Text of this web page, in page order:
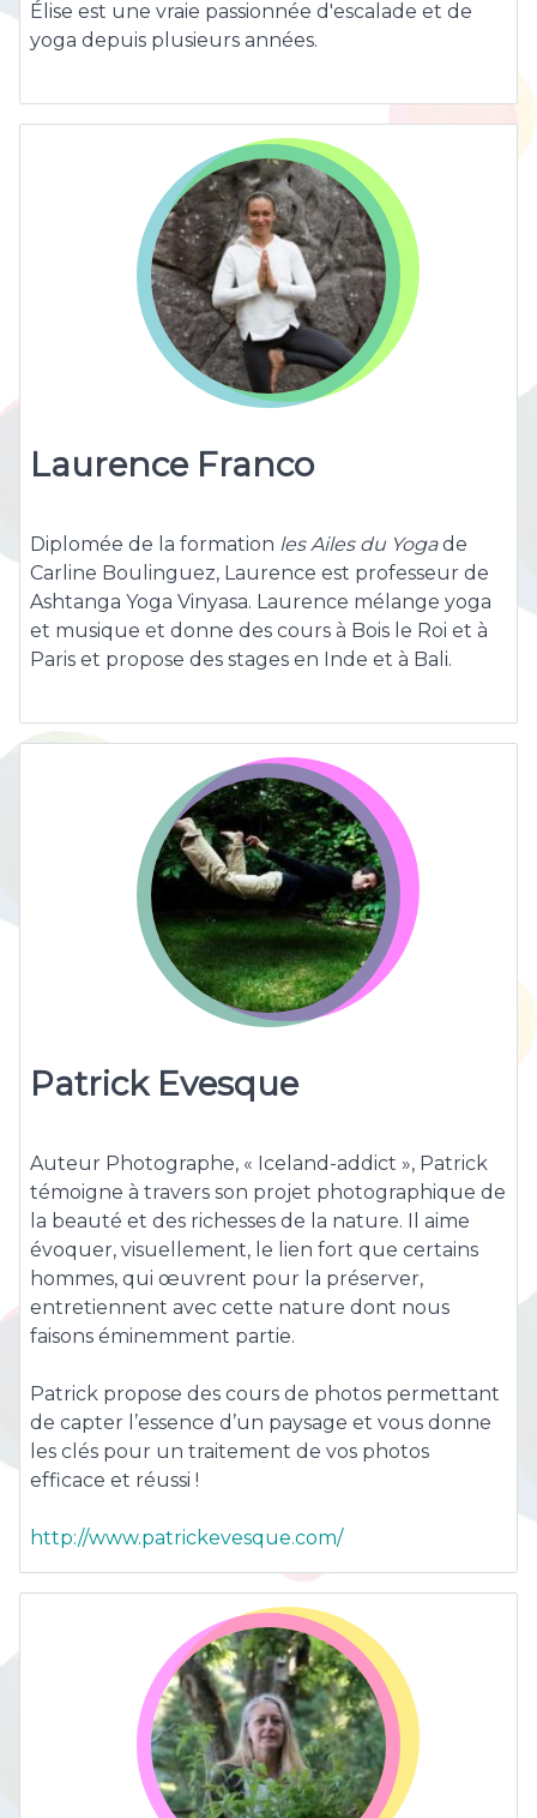
Élise est une vraie passionnée d'escalade et de
yoga depuis plusieurs années.
Laurence Franco
Diplomée de la formation les Ailes du Yogade
Carline Boulinguez, Laurence est professeur de
Ashtanga Yoga Vinyasa. Laurence mélange yoga
et musique et donne des cours à Bois le Roi et à
Paris et propose des stages en Inde et à Bali.
Patrick Evesque
Auteur Photographe, « Iceland-addict », Patrick
témoigne à travers son projet photographique de
la beauté et des richesses de la nature. Il aime
évoquer, visuellement, le lien fort que certains
hommes, qui œuvrent pour la préserver,
entretiennent avec cette nature dont nous
faisons éminemment partie.
Patrick propose des cours de photos permettant
de capter l’essence d’un paysage et vous donne
les clés pour un traitement de vos photos
efficace et réussi !
http://www.patrickevesque.com/